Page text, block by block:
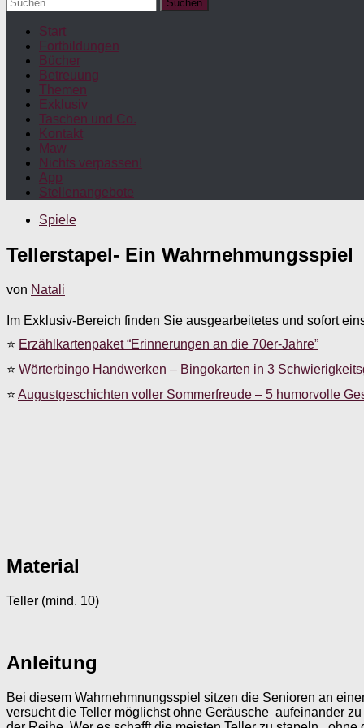
nach:
Start
Fortbildungen
Bücher
Betreuung
Themen
Exklusiv
Taschen und Co.
Kontakt
Maw
Nichts verpassen!
App
Stellenangebote
Spiele
Tellerstapel- Ein Wahrnehmungsspiel
von Natali
Im Exklusiv-Bereich finden Sie ausgearbeitetes und sofort
⭐ Erzählkartenpaket “Erinnerungen an die 70er-Jahre”
⭐ Wörterbingo Handwerken – Bingokarten in 3
⭐ Augustgeschichten voller Sommerfreude – 5 humorvolle
Material
Teller (mind. 10)
Anleitung
Bei diesem Wahrnehmnungsspiel sitzen die Senioren an
versucht die Teller möglichst ohne Geräusche aufeinander